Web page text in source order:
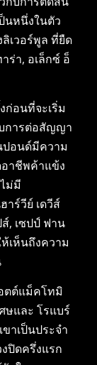
นหนึ่งในตัว
เวอร์พูล ที่ยืด
ร่า, อเล็กซ์ อ็
ก่อนที่จะเริ่ม
การต่อสัญญา
ปอนด์มีความ
าชีพค้าแข้ง
ม่มี
ร์วีย์ เดวีส์
, เซปป์ ฟาน
เห็นถึงความ
ตต์แม็คโทมิ
ษและ โรแบร์
าเป็นประจำ
ปิดครึ่งแรก